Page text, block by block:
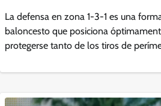
La defensa en zona 1-3-1 es una
baloncesto que posiciona
protegerse tanto de los tiros de